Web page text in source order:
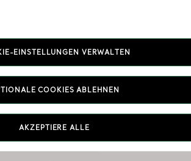
Warum sich mit nur
mehr Designs
EINSTELLUNGEN VERWALTEN
COOKIES ABLEHNEN
AKZEPTIERE ALLE